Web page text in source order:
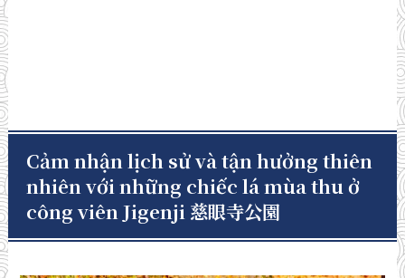
Cảm nhận lịch sử và tận hưởng thiên
nhiên với những chiếc lá mùa thu ở
công viên Jigenji 慈眼寺公園